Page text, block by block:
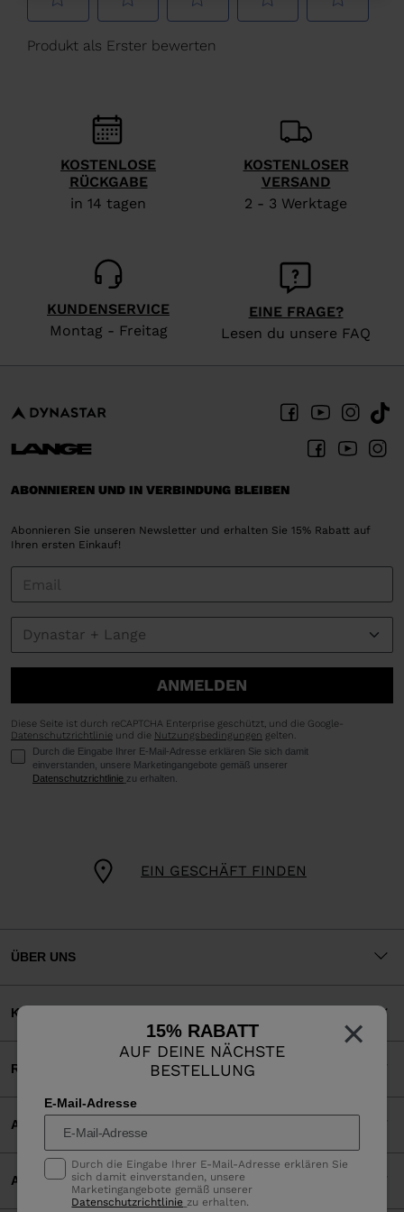
Deutschland.
We
website
version
for
States.
×
15% RABATT
AUF DEINE NÄCHSTE
BESTELLUNG
E-Mail-Adresse
Durch die Eingabe Ihrer E-Mail-Adresse erklären Sie
sich damit einverstanden, unsere
Marketingangebote gemäß unserer
Datenschutzrichtlinie zu erhalten.
KOSTENLOSE
RÜCKGABE
in 14 tagen
KOSTENLOSER
VERSAND
2 - 3 Werktage
KUNDENSERVICE
Montag - Freitag
EINE FRAGE?
Lesen du unsere FAQ
EIN GESCHÄFT FINDEN
ABONNIEREN UND IN VERBINDUNG BLEIBEN
Abonnieren Sie unseren Newsletter und erhalten Sie 15% Rabatt auf
Ihren ersten Einkauf!
ANMELDEN
Diese Seite ist durch reCAPTCHA Enterprise geschützt, und die Google-
Datenschutzrichtlinie und die Nutzungsbedingungen gelten.
Durch die Eingabe Ihrer E-Mail-Adresse erklären Sie sich damit
einverstanden, unsere Marketingangebote gemäß unserer
Datenschutzrichtlinie zu erhalten.
ÜBER UNS
KUNDENSERVICE
RECHTLICHES
AKZEPTIERTE ZAHLUNGEN
APP